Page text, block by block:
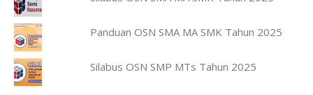
Panduan OSN SMA MA SMK Tahun 2025
Silabus OSN SMP MTs Tahun 2025